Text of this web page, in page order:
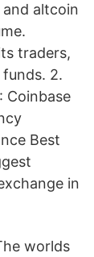
altcoin
traders,
2.
Coinbase
Best
in
worlds